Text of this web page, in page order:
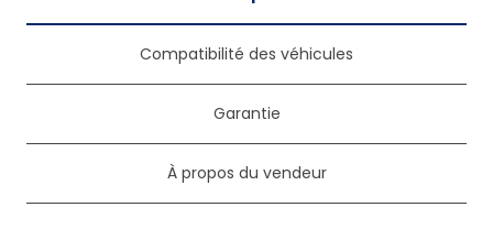
Compatibilité des véhicules
Garantie
À propos du vendeur